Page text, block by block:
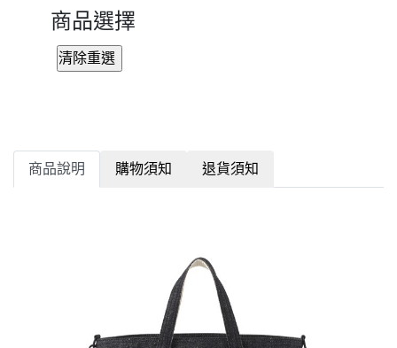
商品選擇
商品說明 購物須知 退貨須知